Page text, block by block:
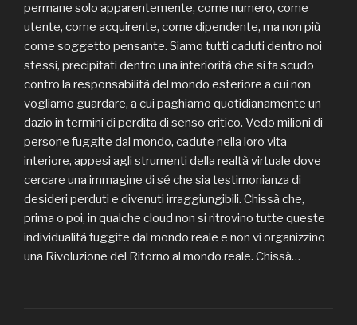
permane solo apparentemente, come numero, come
utente, come acquirente, come dipendente, ma non più
come soggetto pensante. Siamo tutti caduti dentro noi
stessi, precipitati dentro una interiorità che si fa scudo
contro la responsabilità del mondo esteriore a cui non
vogliamo guardare, a cui paghiamo quotidianamente un
dazio in termini di perdita di senso critico. Vedo milioni di
persone fuggite dal mondo, cadute nella loro vita
interiore, appesi agli strumenti della realtà virtuale dove
cercare una immagine di sé che sia testimonianza di
desideri perduti e divenuti irraggiungibili. Chissà che,
prima o poi, in qualche cloud non si ritrovino tutte queste
individualità fuggite dal mondo reale e non vi organizzino
una Rivoluzione del Ritorno al mondo reale. Chissà…